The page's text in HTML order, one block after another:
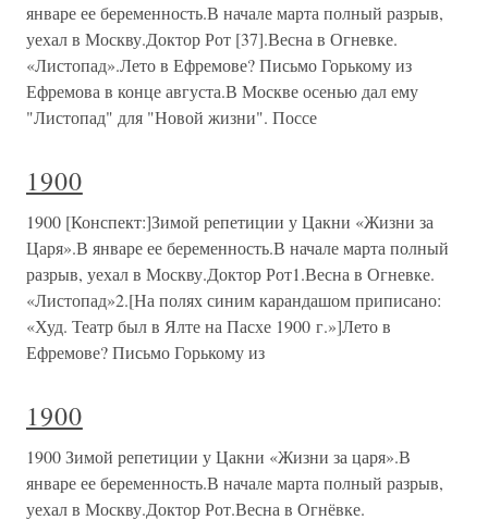
январе ее беременность.В начале марта полный разрыв,
уехал в Москву.Доктор Рот [37].Весна в Огневке.
«Листопад».Лето в Ефремове? Письмо Горькому из
Ефремова в конце августа.В Москве осенью дал ему
"Листопад" для "Новой жизни". Поссе
1900
1900 [Конспект:]Зимой репетиции у Цакни «Жизни за
Царя».В январе ее беременность.В начале марта полный
разрыв, уехал в Москву.Доктор Рот1.Весна в Огневке.
«Листопад»2.[На полях синим карандашом приписано:
«Худ. Театр был в Ялте на Пасхе 1900 г.»]Лето в
Ефремове? Письмо Горькому из
1900
1900 Зимой репетиции у Цакни «Жизни за царя».В
январе ее беременность.В начале марта полный разрыв,
уехал в Москву.Доктор Рот.Весна в Огнёвке.